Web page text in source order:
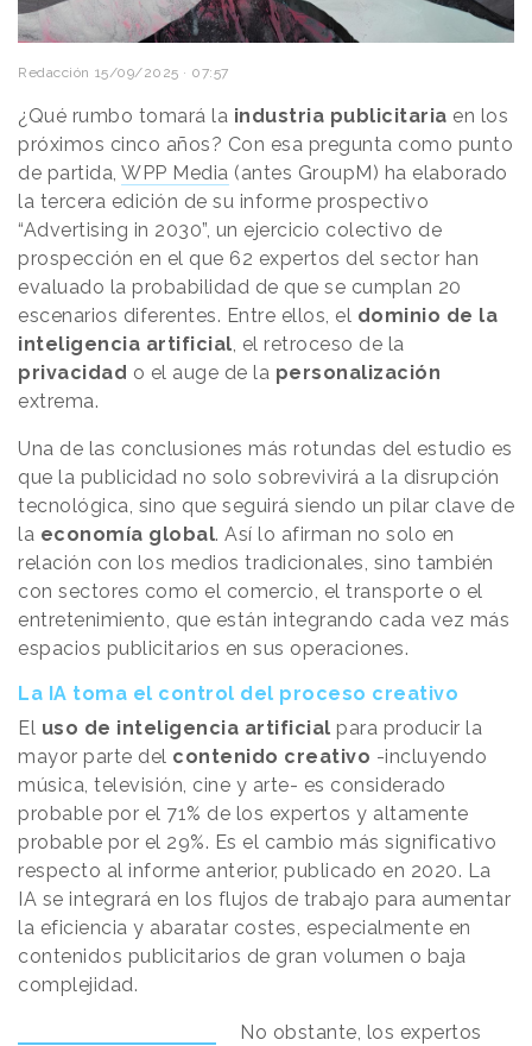
Redacción 15/09/2025 · 07:57
¿Qué rumbo tomará la industria publicitaria en los
próximos cinco años? Con esa pregunta como punto
de partida, WPP Media (antes GroupM) ha elaborado
la tercera edición de su informe prospectivo
“Advertising in 2030”, un ejercicio colectivo de
prospección en el que 62 expertos del sector han
evaluado la probabilidad de que se cumplan 20
escenarios diferentes. Entre ellos, el dominio de la
inteligencia artificial, el retroceso de la
privacidad o el auge de la personalización
extrema.
Una de las conclusiones más rotundas del estudio es
que la publicidad no solo sobrevivirá a la disrupción
tecnológica, sino que seguirá siendo un pilar clave de
la economía global. Así lo afirman no solo en
relación con los medios tradicionales, sino también
con sectores como el comercio, el transporte o el
entretenimiento, que están integrando cada vez más
espacios publicitarios en sus operaciones.
La IA toma el control del proceso creativo
El uso de inteligencia artificial para producir la
mayor parte del contenido creativo -incluyendo
música, televisión, cine y arte- es considerado
probable por el 71% de los expertos y altamente
probable por el 29%. Es el cambio más significativo
respecto al informe anterior, publicado en 2020. La
IA se integrará en los flujos de trabajo para aumentar
la eficiencia y abaratar costes, especialmente en
contenidos publicitarios de gran volumen o baja
complejidad.
No obstante, los expertos